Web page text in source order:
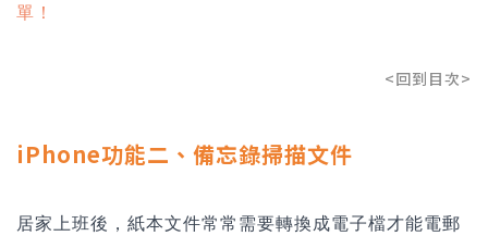
單！
<回到目次>
iPhone功能二、備忘錄掃描文件
居家上班後，紙本文件常常需要轉換成電子檔才能電郵